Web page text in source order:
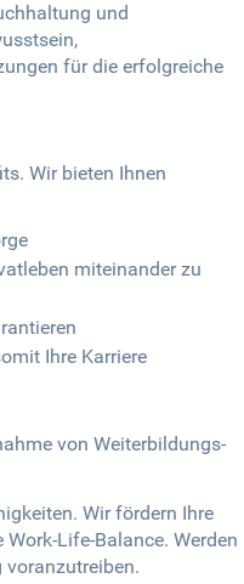
und
für die erfolgreiche
Wir bieten Ihnen
miteinander zu
Ihre Karriere
von Weiterbildungs-
Wir fördern Ihre
Life-Balance. Werden
voranzutreiben.